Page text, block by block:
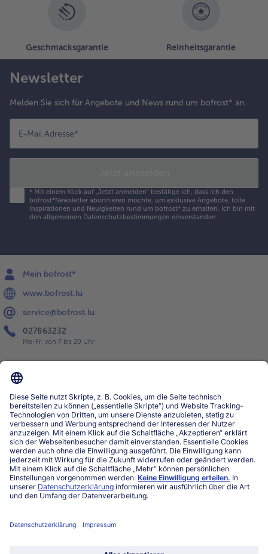
Geschmacksgarantie Reinheitsgarantie
Newsletter
Melden Sie sich für Angebote und News rund um bofrost* an.
E-Mail Adresse*
* Mit einem Klick auf „Jetzt anmelden" bestätige ich, dass ich den
bofrost*Newsletter abonnieren möchte, um exklusive Angebote, tolle
Inspirationen und Neuigkeiten rund um bofrost* zu erhalten. Ich bin mit
den allgemeinen Datenschutzbestimmungen einverstanden.
Mein bofrost*
www.bofrost.lu
service@bofrost.lu
027863232
Mo-Fr. von 7 bis 20 Uhr
Service
Über bofrost*
Kategorien